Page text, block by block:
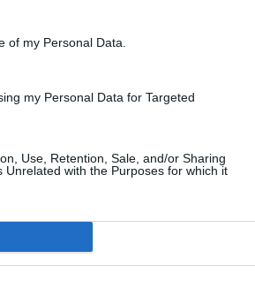
of my Personal Data.
my Personal Data for Targeted
Use, Retention, Sale, and/or Sharing
Unrelated with the Purposes for which it